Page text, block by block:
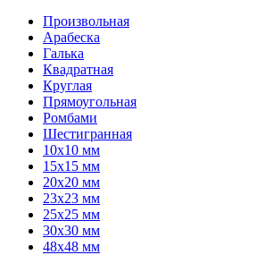
Произвольная
Арабеска
Галька
Квадратная
Круглая
Прямоугольная
Ромбами
Шестигранная
10х10 мм
15х15 мм
20х20 мм
23х23 мм
25х25 мм
30х30 мм
48х48 мм